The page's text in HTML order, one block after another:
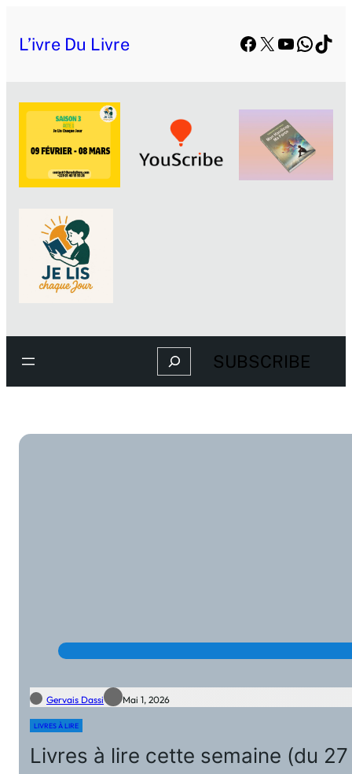
L’ivre Du Livre Facebook
X YouTube
Search SUBSCRIBE
Gervais Dassi Mai 1, 2026
LIVRES À LIRE
Livres à lire cette semaine (du